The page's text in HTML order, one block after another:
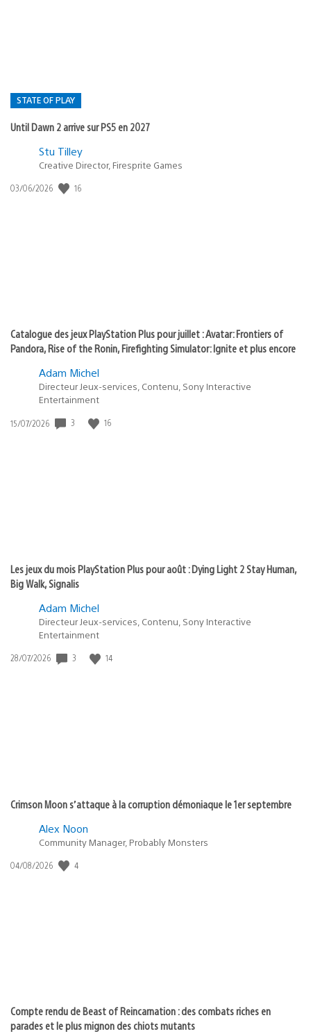
STATE OF PLAY
Until Dawn 2 arrive sur PS5 en 2027
Postée
:
Stu Tilley
Creative Director, Firesprite Games
Date
03/06/2026 16
Catalogue des jeux PlayStation Plus pour juillet : Avatar: Frontiers of
Pandora, Rise of the Ronin, Firefighting Simulator: Ignite et plus encore
Adam Michel
Directeur Jeux-services, Contenu, Sony Interactive
Entertainment
Date
15/07/2026 3 16
Les jeux du mois PlayStation Plus pour août : Dying Light 2 Stay Human,
Big Walk, Signalis
Adam Michel
Directeur Jeux-services, Contenu, Sony Interactive
Entertainment
Date
28/07/2026 3 14
Crimson Moon s’attaque à la corruption démoniaque le 1er septembre
Alex Noon
Community Manager, Probably Monsters
Date
04/08/2026 4
Compte rendu de Beast of Reincarnation : des combats riches en
parades et le plus mignon des chiots mutants